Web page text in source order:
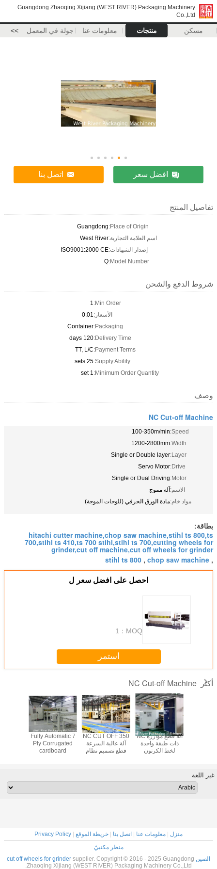
Guangdong Zhaoqing Xijiang (WEST RIVER) Packaging Machinery
Co.,Ltd
مسكن منتجات معلومات عنا جولة في المعمل >>
افضل سعر اتصل بنا
تفاصيل المنتج
Place of Origin:
Guangdong
اسم العلامة التجارية:West River
إصدار الشهادات:ISO9001:2000 CE
Model Number:
Q
شروط الدفع والشحن
Min Order:
1
الأسعار:0.01
Packaging:
Container
Delivery Time:
120 days
Payment Terms:
TT, L/C
Supply Ability:
25 sets
Minimum Order Quantity:
1 set
وصف
NC Cut-off Machine
Speed:
100-350m/min
Width:
1200-2800mm
Layer:
Single or Double layer
Drive:
Servo Motor
Motor:
Single or Dual Driving
الاسم:آلة مموج
مواد خام:مادة الورق الحرفي (للوحات الموجة)
بطاقة:
hitachi cutter machine,chop saw machine,stihl ts 800,ts
700,stihl ts 410,ts 700 stihl,stihl ts 700,cutting wheels for
grinder,cut off machine,cut off wheels for grinder
,
chop saw machine
,
stihl ts 800
احصل على افضل سعر ل
MOQ：
1
استمر
أكثر NC Cut-off Machine
Fully Automatic 7
Ply Corrugated
cardboard
350 NC CUT OFF
آلة عالية السرعة
قطع تصميم نظام
آلة قطع مؤازرة NC
ذات طبقة واحدة
لخط الكرتون
غير اللغة
منزل | معلومات عنا | اتصل بنا | خريطة الموقع |
Privacy Policy
منظر مكتبيّ
الصين cut off wheels for grinder supplier. Copyright © 2016 - 2025 Guangdong
Zhaoqing Xijiang (WEST RIVER) Packaging Machinery Co.,Ltd.